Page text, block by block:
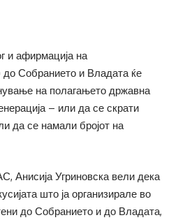
и афирмација на
Собранието и Владата ќе
на полагањето државна
– или да се скрати
да се намали бројот на
Анисија Угриновска вели дека
што ја организирале во
до Собранието и до Владата,